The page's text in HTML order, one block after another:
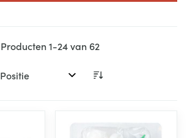
Producten1-24van 62
Sorteer op: